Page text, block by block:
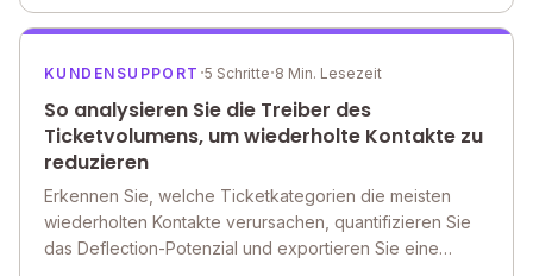
KUNDENSUPPORT ·5 Schritte·8 Min. Lesezeit
So analysieren Sie die Treiber des
Ticketvolumens, um wiederholte Kontakte zu
reduzieren
Erkennen Sie, welche Ticketkategorien die meisten
wiederholten Kontakte verursachen, quantifizieren Sie
das Deflection-Potenzial und exportieren Sie eine